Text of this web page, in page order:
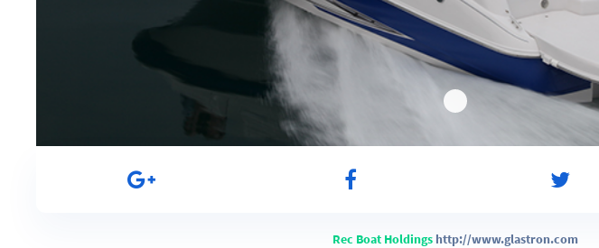
Rec Boat Holdings http://www.glastron.com